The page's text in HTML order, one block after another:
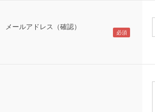
メールアドレス（確認）